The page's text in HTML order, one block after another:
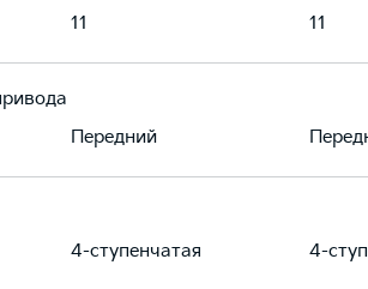
11 11
Передний
4-ступенчатая 4-